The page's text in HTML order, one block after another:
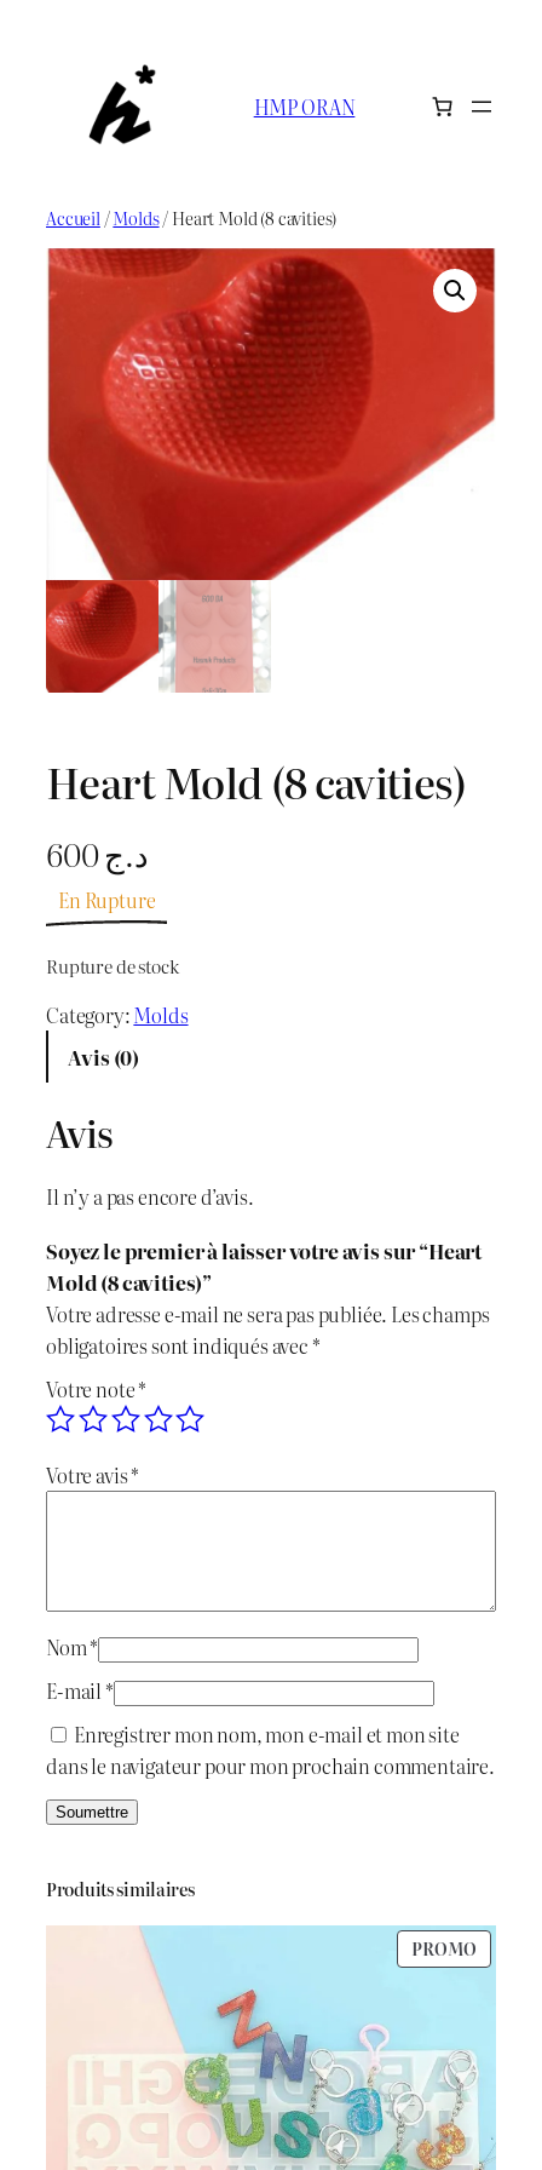
HMP ORAN
Accueil /Molds/ Heart Mold (8 cavities)
Heart Mold (8 cavities)
د.ج600
En Rupture
Rupture de stock
Category:Molds
Avis (0)
Avis
Il n’y a pas encore d’avis.
Soyez le premier à laisser votre avis sur “Heart
Mold (8 cavities)”
Votre adresse e-mail ne sera pas publiée. Les champs
obligatoires sont indiqués avec *
Votre note*
Votre avis*
Nom*
E-mail *
Enregistrer mon nom, mon e-mail et mon site
dans le navigateur pour mon prochain commentaire.
Produits similaires
PROMO
EN